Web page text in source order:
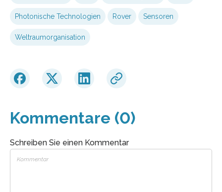
Photonische Technologien Rover Sensoren
Weltraumorganisation
Kommentare (0)
Schreiben Sie einen Kommentar